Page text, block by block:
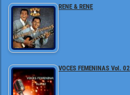
RENE & RENE
VOCES FEMENINAS Vol. 02